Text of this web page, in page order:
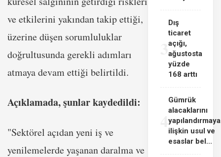
ve etkilerini yakından takip ettiği,
üzerine düşen sorumluluklar
doğrultusunda gerekli adımları
atmaya devam ettiği belirtildi.
Açıklamada, şunlar kaydedildi:
"Sektörel açıdan yeni iş ve
yenilemelerde yaşanan daralma ve
3
Dış
ticaret
açığı,
ağustosta
yüzde
168 arttı
4
Gümrük
alacaklarını
yapılandırmaya
ilişkin usul ve
esaslar bel...